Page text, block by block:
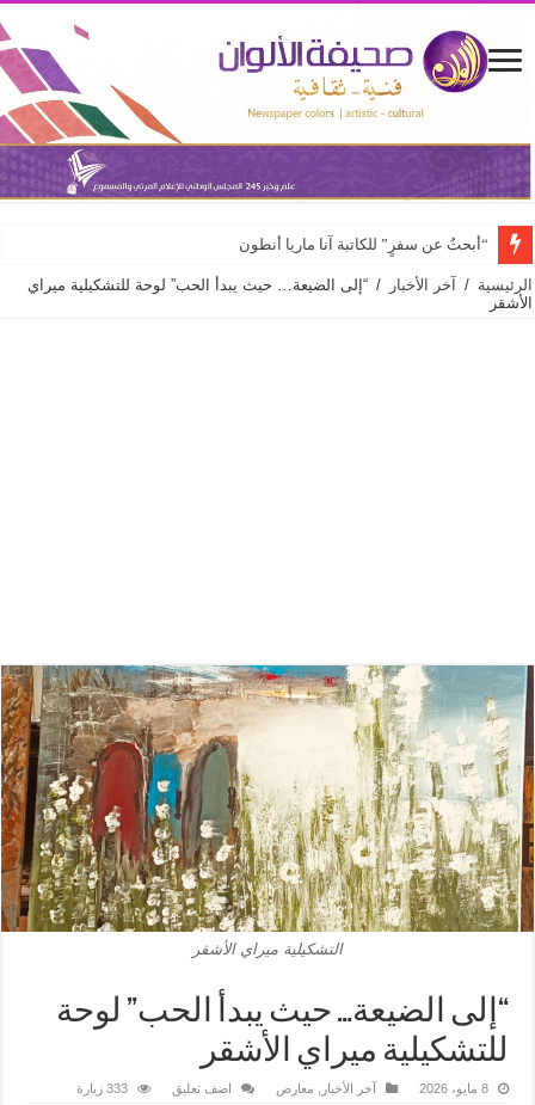
“أبحثُ عن سفرٍ” للكاتبة آنا ماريا أنطون
الرئيسية / آخر الأخبار / “إلى الضيعة… حيث يبدأ الحب” لوحة للتشكيلية ميراي
الأشقر
التشكيلية ميراي الأشقر
“إلى الضيعة… حيث يبدأ الحب” لوحة
للتشكيلية ميراي الأشقر
8 مايو، 2026 آخر الأخبار معارض اضف تعليق 333 زيارة